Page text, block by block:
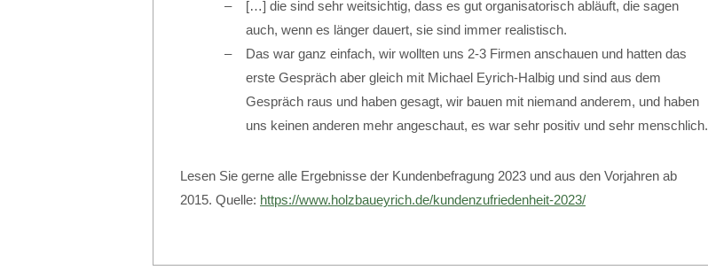
[…] die sind sehr weitsichtig, dass es gut organisatorisch abläuft, die sagen
auch, wenn es länger dauert, sie sind immer realistisch.
Das war ganz einfach, wir wollten uns 2-3 Firmen anschauen und hatten das
erste Gespräch aber gleich mit Michael Eyrich-Halbig und sind aus dem
Gespräch raus und haben gesagt, wir bauen mit niemand anderem, und haben
uns keinen anderen mehr angeschaut, es war sehr positiv und sehr menschlich.
Lesen Sie gerne alle Ergebnisse der Kundenbefragung 2023 und aus den Vorjahren ab
2015. Quelle: https://www.holzbaueyrich.de/kundenzufriedenheit-2023/